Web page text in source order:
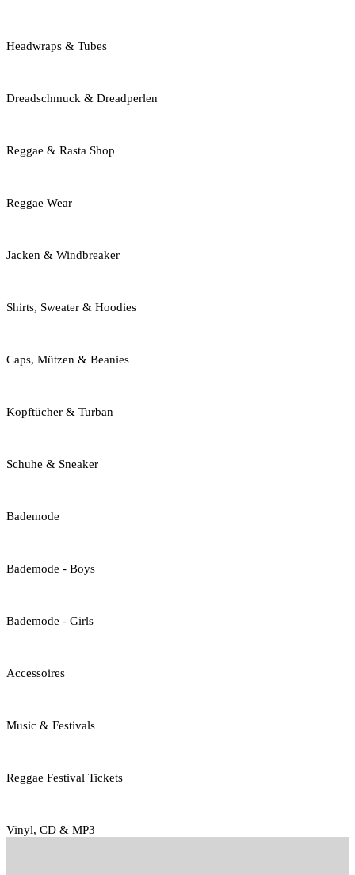
Headwraps & Tubes
Dreadschmuck & Dreadperlen
Reggae & Rasta Shop
Reggae Wear
Jacken & Windbreaker
Shirts, Sweater & Hoodies
Caps, Mützen & Beanies
Kopftücher & Turban
Schuhe & Sneaker
Bademode
Bademode - Boys
Bademode - Girls
Accessoires
Music & Festivals
Reggae Festival Tickets
Vinyl, CD & MP3